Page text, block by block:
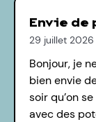
Envie
29 juillet 2026
Bonjour, je
bien envie
soir qu’on
avec des